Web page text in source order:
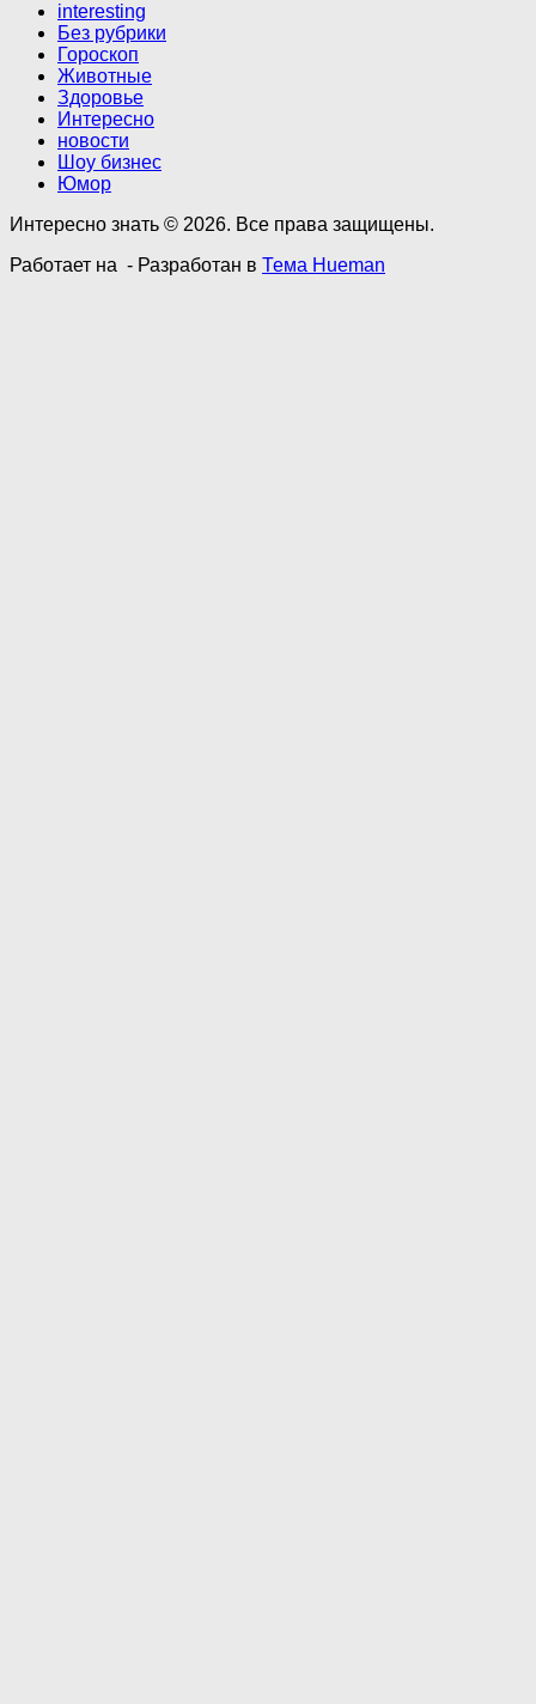
interesting
Без рубрики
Гороскоп
Животные
Здоровье
Интересно
новости
Шоу бизнес
Юмор
Интересно знать © 2026. Все права защищены.
Работает на - Разработан в Тема Hueman